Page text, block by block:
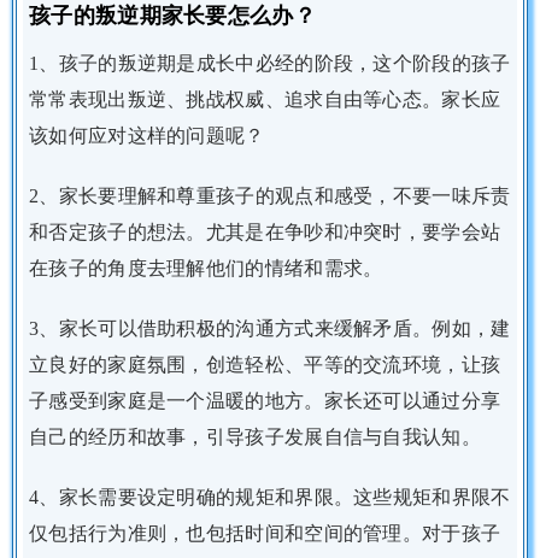
孩子的叛逆期家长要怎么办？
1、孩子的叛逆期是成长中必经的阶段，这个阶段的孩子
常常表现出叛逆、挑战权威、追求自由等心态。家长应
该如何应对这样的问题呢？
2、家长要理解和尊重孩子的观点和感受，不要一味斥责
和否定孩子的想法。尤其是在争吵和冲突时，要学会站
在孩子的角度去理解他们的情绪和需求。
3、家长可以借助积极的沟通方式来缓解矛盾。例如，建
立良好的家庭氛围，创造轻松、平等的交流环境，让孩
子感受到家庭是一个温暖的地方。家长还可以通过分享
自己的经历和故事，引导孩子发展自信与自我认知。
4、家长需要设定明确的规矩和界限。这些规矩和界限不
仅包括行为准则，也包括时间和空间的管理。对于孩子